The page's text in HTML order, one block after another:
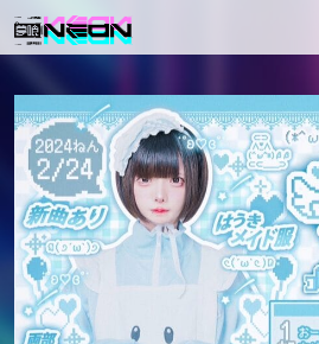
メインナビゲーション